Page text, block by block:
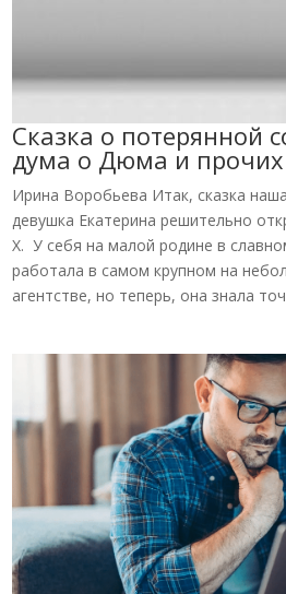
Сказка о потерянной
дума о Дюма и прочих
Ирина Воробьева Итак, сказка
девушка Екатерина решительно
X. У себя на малой родине в
работала в самом крупном на
агентстве, но теперь, она знала